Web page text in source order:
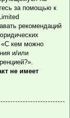
за помощью к
рекомендаций
«С кем можно
и/или
не имеет